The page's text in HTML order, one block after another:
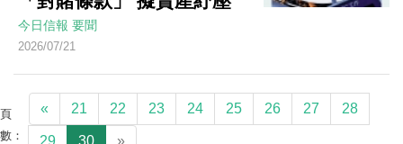
今日信報 要聞
2026/07/21
頁
數：
« 21 22 23 24 25 26 27 28